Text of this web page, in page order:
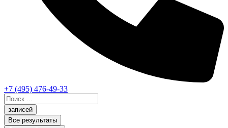
+7 (495) 476-49-33
Search
...записей
Все результаты